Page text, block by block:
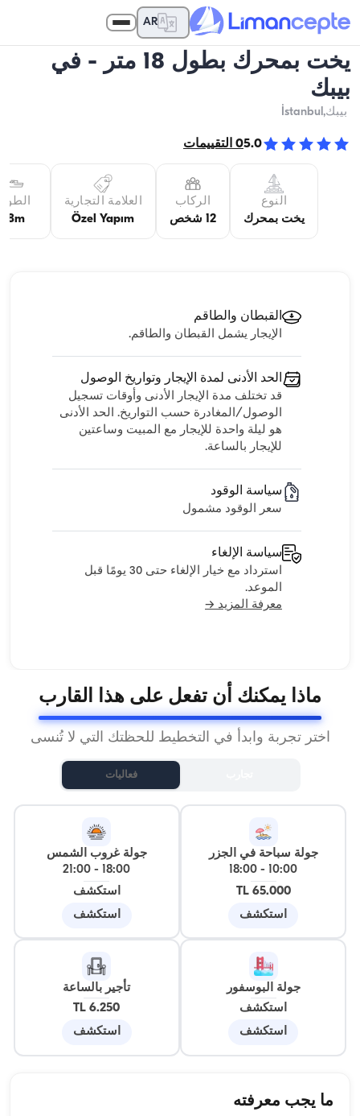
AR
يخت بمحرك بطول 18 متر - في
بيبك
بيبك,İstanbul
5.0
0 التقييمات
النوع
يخت بمحرك
الركاب
12 شخص
العلامة التجارية
Özel Yapım
18m
القبطان والطاقم
الإيجار يشمل القبطان والطاقم.
الحد الأدنى لمدة الإيجار وتواريخ الوصول
قد تختلف مدة الإيجار الأدنى وأوقات تسجيل
الوصول/المغادرة حسب التواريخ. الحد الأدنى
هو ليلة واحدة للإيجار مع المبيت وساعتين
للإيجار بالساعة.
سياسة الوقود
سعر الوقود مشمول
سياسة الإلغاء
استرداد مع خيار الإلغاء حتى 30 يومًا قبل
الموعد.
معرفة المزيد →
ماذا يمكنك أن تفعل على هذا القارب
اختر تجربة وابدأ في التخطيط للحظتك التي لا تُنسى
فعاليات
جولة سباحة في الجزر
10:00
-
18:00
65.000 TL
استكشف
جولة غروب الشمس
18:00
-
21:00
استكشف
استكشف
جولة البوسفور
استكشف
استكشف
تأجير بالساعة
6.250 TL
استكشف
ما يجب معرفته